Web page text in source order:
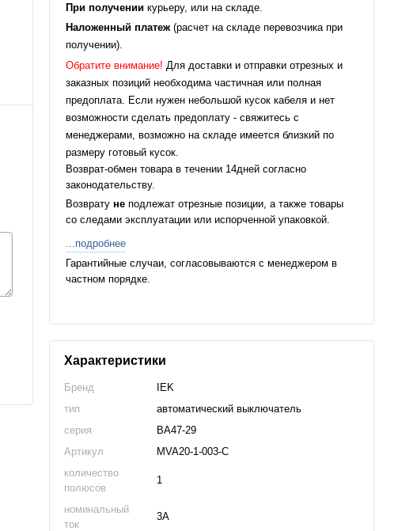
При получении курьеру, или на складе.
Наложенный платеж(расчет на складе перевозчика при
получении).
Обратите внимание! Для доставки и отправки отрезных и
заказных позиций необходима частичная или полная
предоплата. Если нужен небольшой кусок кабеля и нет
возможности сделать предоплату - свяжитесь с
менеджерами, возможно на складе имеется близкий по
размеру готовый кусок.
Возврат-обмен товара в течении 14дней согласно
законодательству.
Возвратуне подлежат отрезные позиции, а также товары
со следами эксплуатации или испорченной упаковкой.
...подробнее
Гарантийные случаи, согласовываются с менеджером в
частном порядке.
Характеристики
Бренд
IEK
тип
автоматический выключатель
серия
ВА47-29
Артикул
MVA20-1-003-C
количество
полюсов
1
номинальный
ток
3А